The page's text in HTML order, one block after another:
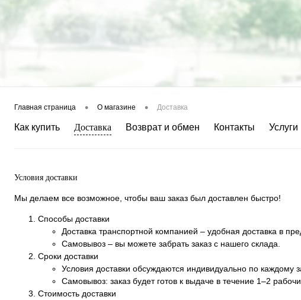
Главная страница • О магазине • Доставка
Как купить Доставка Возврат и обмен Контакты Услуги
Условия доставки
Мы делаем все возможное, чтобы ваш заказ был доставлен быстро!
Способы доставки
Доставка транспортной компанией – удобная доставка в
Самовывоз – вы можете забрать заказ с нашего склада.
Сроки доставки
Условия доставки обсуждаются индивидуально по каждому
Самовывоз: заказ будет готов к выдаче в течение 1–2
Стоимость доставки